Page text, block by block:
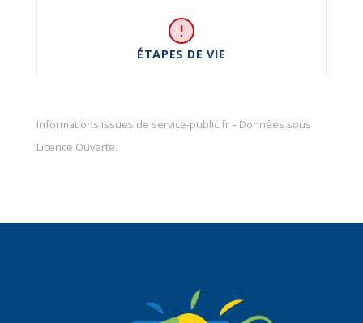
ÉTAPES DE VIE
Informations issues de service-public.fr– Données sous
Licence Ouverte.